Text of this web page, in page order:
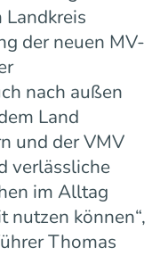
der neuen MV-
nach außen
Land
und der VMV
verlässliche
im Alltag
nutzen können“,
Thomas